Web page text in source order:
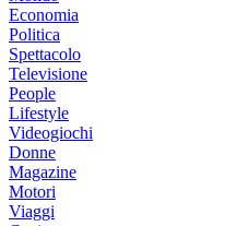
Economia
Politica
Spettacolo
Televisione
People
Lifestyle
Videogiochi
Donne
Magazine
Motori
Viaggi